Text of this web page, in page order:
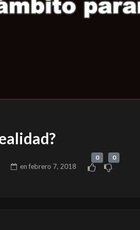
en febrero 7, 2018
0 0